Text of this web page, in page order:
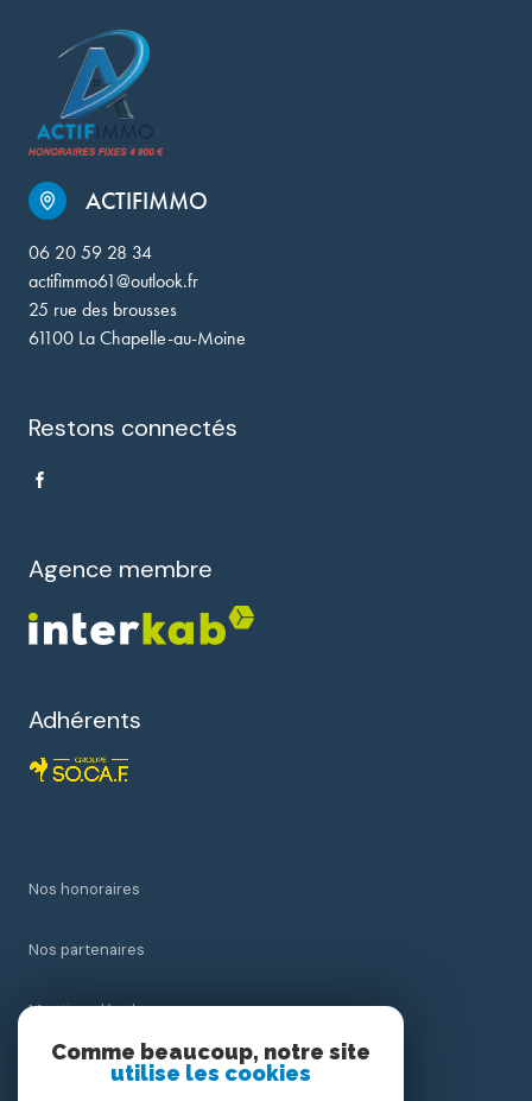
ACTIFIMMO
06 20 59 28 34
actifimmo61@outlook.fr
25 rue des brousses
61100 La Chapelle-au-Moine
Restons connectés
Agence membre
Adhérents
Nos honoraires
Nos partenaires
Mentions légales
Comme beaucoup, notre site
utilise les cookies